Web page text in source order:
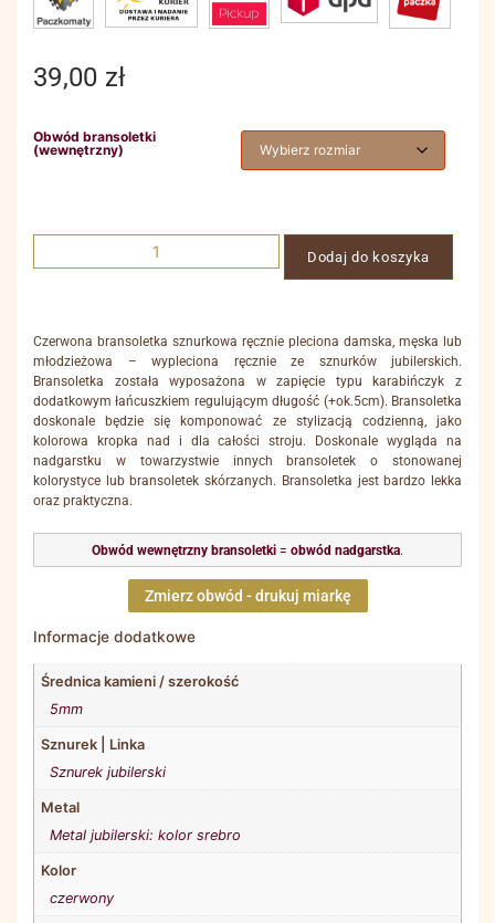
39,00 zł
Obwód bransoletki
(wewnętrzny)
Dodaj do koszyka
Czerwona bransoletka sznurkowa ręcznie pleciona damska, męska lub
młodzieżowa – wypleciona ręcznie ze sznurków jubilerskich.
Bransoletka została wyposażona w zapięcie typu karabińczyk z
dodatkowym łańcuszkiem regulującym długość (+ok.5cm). Bransoletka
doskonale będzie się komponować ze stylizacją codzienną, jako
kolorowa kropka nad i dla całości stroju. Doskonale wygląda na
nadgarstku w towarzystwie innych bransoletek o stonowanej
kolorystyce lub bransoletek skórzanych. Bransoletka jest bardzo lekka
oraz praktyczna.
Obwód wewnętrzny bransoletki = obwód nadgarstka.
Zmierz obwód - drukuj miarkę
Informacje dodatkowe
Średnica kamieni / szerokość
5mm
Sznurek | Linka
Sznurek jubilerski
Metal
Metal jubilerski: kolor srebro
Kolor
czerwony